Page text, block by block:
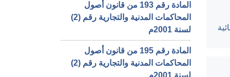
المادة رقم 193 من قانون أصول
المحاكمات المدنية والتجارية رقم (2)
لسنة 2001م
المادة رقم 195 من قانون أصول
المحاكمات المدنية والتجارية رقم (2)
لسنة 2001م